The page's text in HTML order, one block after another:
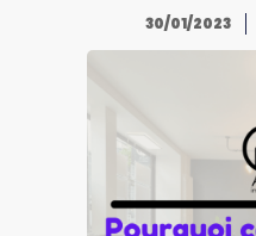
30/01/2023